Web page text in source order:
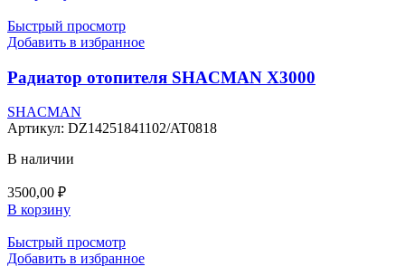
Быстрый просмотр
Добавить в избранное
Радиатор отопителя SHACMAN X3000
SHACMAN
Артикул: DZ14251841102/AT0818
В наличии
3500,00 ₽
В корзину
Быстрый просмотр
Добавить в избранное